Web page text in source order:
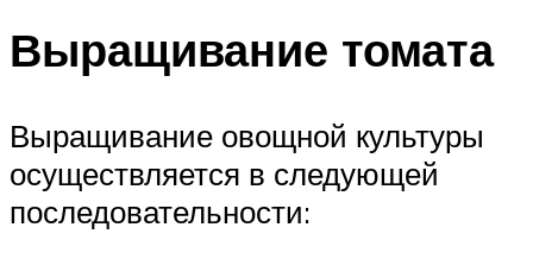
Выращивание томата
Выращивание овощной культуры
осуществляется в следующей
последовательности: